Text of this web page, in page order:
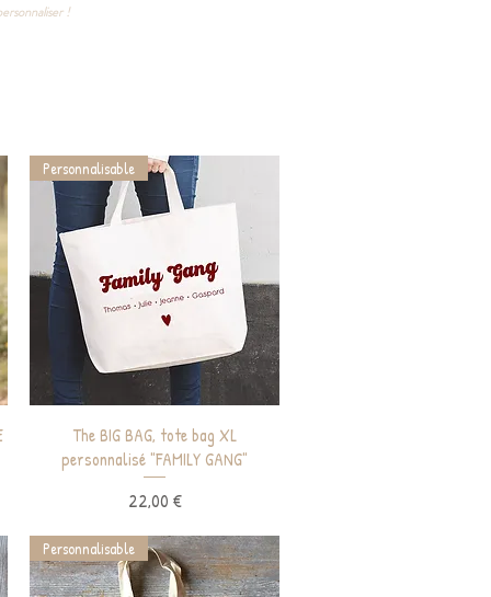
!
Aperçu rapide
Personnalisable
The BIG BAG, tote bag XL
personnalisé "FAMILY GANG"
Prix
22,00 €
Personnalisable